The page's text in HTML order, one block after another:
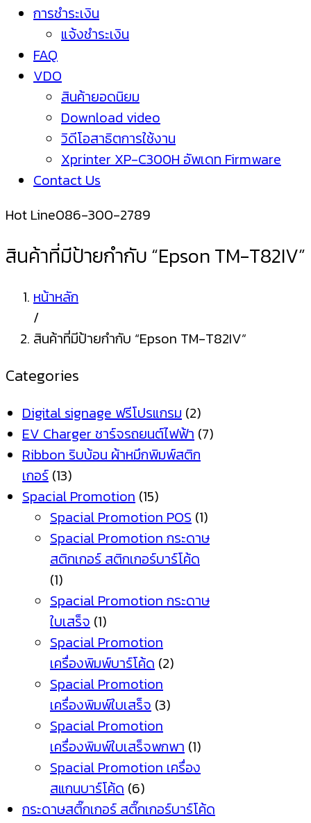
การชำระเงิน
แจ้งชำระเงิน
FAQ
VDO
สินค้ายอดนิยม
Download video
วิดีโอสาธิตการใช้งาน
Xprinter XP-C300H อัพเดท Firmware
Contact Us
Hot Line086-300-2789
สินค้าที่มีป้ายกำกับ “Epson TM-T82IV”
หน้าหลัก
/
สินค้าที่มีป้ายกำกับ “Epson TM-T82IV”
Categories
Digital signage ฟรีโปรแกรม (2)
EV Charger ชาร์จรถยนต์ไฟฟ้า (7)
Ribbon ริบบ้อน ผ้าหมึกพิมพ์สติก
เกอร์ (13)
Spacial Promotion (15)
Spacial Promotion POS (1)
Spacial Promotion กระดาษ
สติกเกอร์ สติกเกอร์บาร์โค้ด
(1)
Spacial Promotion กระดาษ
ใบเสร็จ (1)
Spacial Promotion
เครื่องพิมพ์บาร์โค้ด (2)
Spacial Promotion
เครื่องพิมพ์ใบเสร็จ (3)
Spacial Promotion
เครื่องพิมพ์ใบเสร็จพกพา (1)
Spacial Promotion เครื่อง
สแกนบาร์โค้ด (6)
กระดาษสติ๊กเกอร์ สติ๊กเกอร์บาร์โค้ด